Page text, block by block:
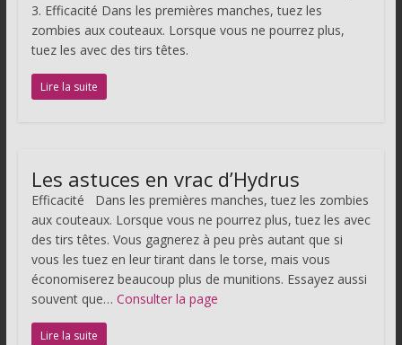
3. Efficacité Dans les premières manches, tuez les
zombies aux couteaux. Lorsque vous ne pourrez plus,
tuez les avec des tirs têtes.
Lire la suite
Les astuces en vrac d’Hydrus
Efficacité Dans les premières manches, tuez les zombies
aux couteaux. Lorsque vous ne pourrez plus, tuez les avec
des tirs têtes. Vous gagnerez à peu près autant que si
vous les tuez en leur tirant dans le torse, mais vous
économiserez beaucoup plus de munitions. Essayez aussi
souvent que… Consulter la page
Lire la suite